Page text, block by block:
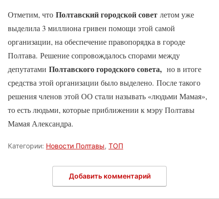
Отметим, что Полтавский городской совет летом уже
выделила 3 миллиона гривен помощи этой самой
организации, на обеспечение правопорядка в городе
Полтава. Решение сопровождалось спорами между
депутатами Полтавского городского совета, но в итоге
средства этой организации было выделено. После такого
решения членов этой ОО стали называть «людьми Мамая»,
то есть людьми, которые приближении к мэру Полтавы
Мамая Александра.
Категории: Новости Полтавы, ТОП
Добавить комментарий